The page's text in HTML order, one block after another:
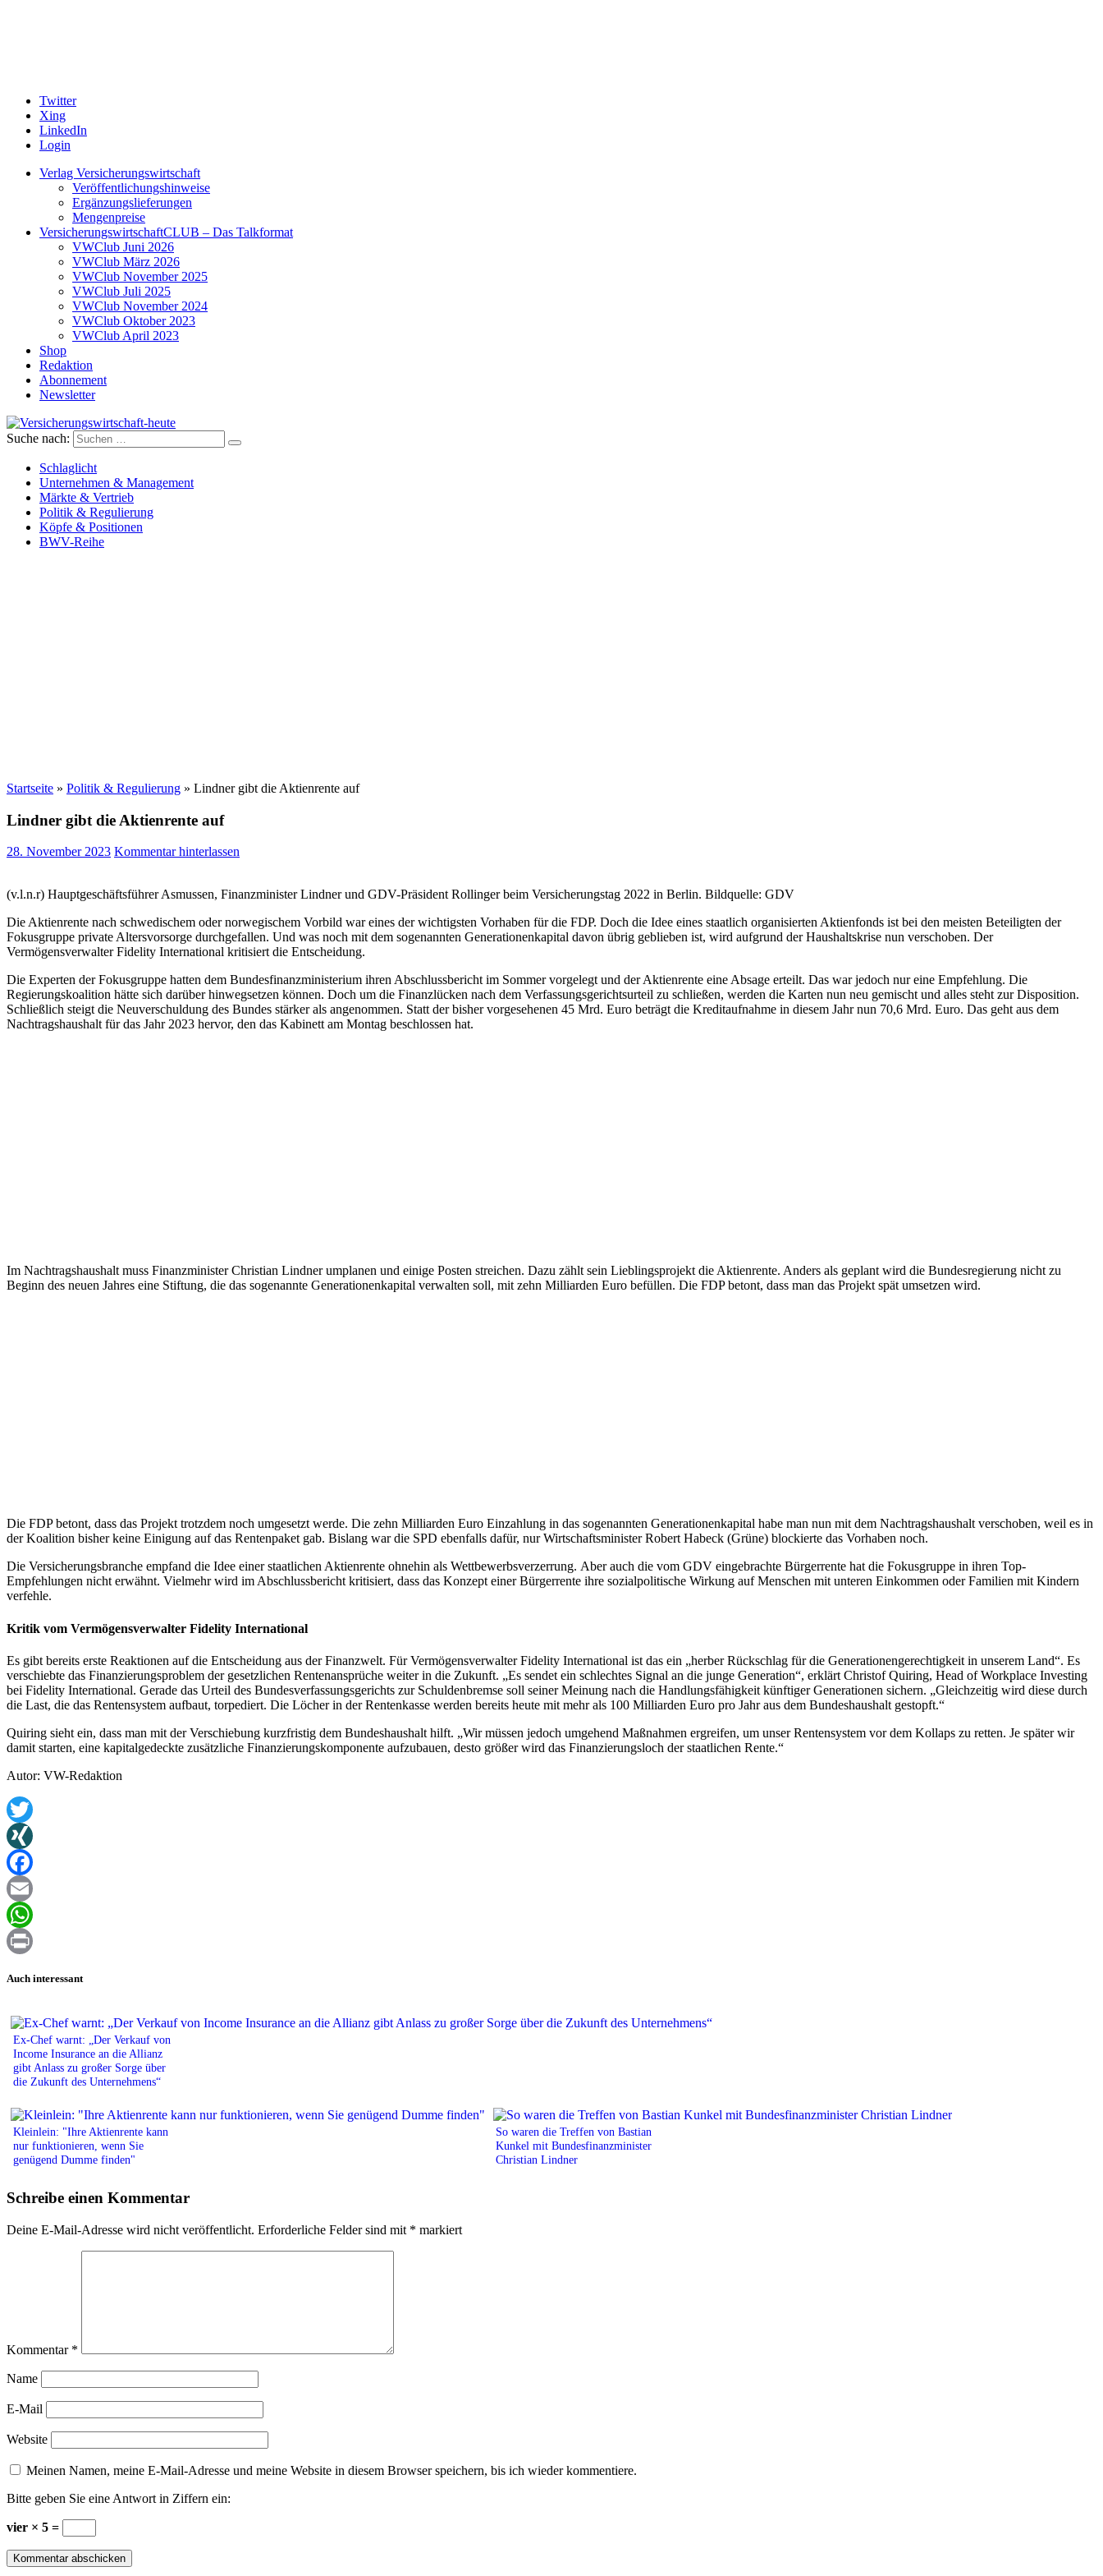
Twitter
Xing
LinkedIn
Login
Verlag Versicherungswirtschaft
Veröffentlichungshinweise
Ergänzungslieferungen
Mengenpreise
VersicherungswirtschaftCLUB – Das Talkformat
VWClub Juni 2026
VWClub März 2026
VWClub November 2025
VWClub Juli 2025
VWClub November 2024
VWClub Oktober 2023
VWClub April 2023
Shop
Redaktion
Abonnement
Newsletter
Versicherungswirtschaft-heute
Suche nach:
Schlaglicht
Unternehmen & Management
Märkte & Vertrieb
Politik & Regulierung
Köpfe & Positionen
BWV-Reihe
Startseite » Politik & Regulierung » Lindner gibt die Aktienrente auf
Lindner gibt die Aktienrente auf
28. November 2023 Kommentar hinterlassen
(v.l.n.r) Hauptgeschäftsführer Asmussen, Finanzminister Lindner und GDV-Präsident Rollinger beim Versicherungstag 2022 in Berlin. Bildquelle: GDV
Die Aktienrente nach schwedischem oder norwegischem Vorbild war eines der wichtigsten Vorhaben für die FDP. Doch die Idee eines staatlich organisierten Aktienfonds ist bei den meisten Beteiligten der
Fokusgruppe private Altersvorsorge durchgefallen. Und was noch mit dem sogenannten Generationenkapital davon übrig geblieben ist, wird aufgrund der Haushaltskrise nun verschoben. Der
Vermögensverwalter Fidelity International kritisiert die Entscheidung.
Die Experten der Fokusgruppe hatten dem Bundesfinanzministerium ihren Abschlussbericht im Sommer vorgelegt und der Aktienrente eine Absage erteilt. Das war jedoch nur eine Empfehlung. Die
Regierungskoalition hätte sich darüber hinwegsetzen können. Doch um die Finanzlücken nach dem Verfassungsgerichtsurteil zu schließen, werden die Karten nun neu gemischt und alles steht zur Disposition.
Schließlich steigt die Neuverschuldung des Bundes stärker als angenommen. Statt der bisher vorgesehenen 45 Mrd. Euro beträgt die Kreditaufnahme in diesem Jahr nun 70,6 Mrd. Euro. Das geht aus dem
Nachtragshaushalt für das Jahr 2023 hervor, den das Kabinett am Montag beschlossen hat.
Im Nachtragshaushalt muss Finanzminister Christian Lindner umplanen und einige Posten streichen. Dazu zählt sein Lieblingsprojekt die Aktienrente. Anders als geplant wird die Bundesregierung nicht zu
Beginn des neuen Jahres eine Stiftung, die das sogenannte Generationenkapital verwalten soll, mit zehn Milliarden Euro befüllen. Die FDP betont, dass man das Projekt spät umsetzen wird.
Die FDP betont, dass das Projekt trotzdem noch umgesetzt werde. Die zehn Milliarden Euro Einzahlung in das sogenannten Generationenkapital habe man nun mit dem Nachtragshaushalt verschoben, weil es in
der Koalition bisher keine Einigung auf das Rentenpaket gab. Bislang war die SPD ebenfalls dafür, nur Wirtschaftsminister Robert Habeck (Grüne) blockierte das Vorhaben noch.
Die Versicherungsbranche empfand die Idee einer staatlichen Aktienrente ohnehin als Wettbewerbsverzerrung. Aber auch die vom GDV eingebrachte Bürgerrente hat die Fokusgruppe in ihren Top-
Empfehlungen nicht erwähnt. Vielmehr wird im Abschlussbericht kritisiert, dass das Konzept einer Bürgerrente ihre sozialpolitische Wirkung auf Menschen mit unteren Einkommen oder Familien mit Kindern
verfehle.
Kritik vom Vermögensverwalter Fidelity International
Es gibt bereits erste Reaktionen auf die Entscheidung aus der Finanzwelt. Für Vermögensverwalter Fidelity International ist das ein „herber Rückschlag für die Generationengerechtigkeit in unserem Land“. Es
verschiebte das Finanzierungsproblem der gesetzlichen Rentenansprüche weiter in die Zukunft. „Es sendet ein schlechtes Signal an die junge Generation“, erklärt Christof Quiring, Head of Workplace Investing
bei Fidelity International. Gerade das Urteil des Bundesverfassungsgerichts zur Schuldenbremse soll seiner Meinung nach die Handlungsfähigkeit künftiger Generationen sichern. „Gleichzeitig wird diese durch
die Last, die das Rentensystem aufbaut, torpediert. Die Löcher in der Rentenkasse werden bereits heute mit mehr als 100 Milliarden Euro pro Jahr aus dem Bundeshaushalt gestopft.“
Quiring sieht ein, dass man mit der Verschiebung kurzfristig dem Bundeshaushalt hilft. „Wir müssen jedoch umgehend Maßnahmen ergreifen, um unser Rentensystem vor dem Kollaps zu retten. Je später wir
damit starten, eine kapitalgedeckte zusätzliche Finanzierungskomponente aufzubauen, desto größer wird das Finanzierungsloch der staatlichen Rente.“
Autor: VW-Redaktion
Twitter
XING
Facebook
Email
WhatsApp
Auch interessant
Ex-Chef warnt: „Der Verkauf von
Income Insurance an die Allianz
gibt Anlass zu großer Sorge über
die Zukunft des Unternehmens“
Kleinlein: "Ihre Aktienrente kann
nur funktionieren, wenn Sie
genügend Dumme finden"
So waren die Treffen von Bastian
Kunkel mit Bundesfinanzminister
Christian Lindner
Schreibe einen Kommentar
Deine E-Mail-Adresse wird nicht veröffentlicht. Erforderliche Felder sind mit * markiert
Kommentar *
Name
E-Mail
Website
Meinen Namen, meine E-Mail-Adresse und meine Website in diesem Browser speichern, bis ich wieder kommentiere.
Bitte geben Sie eine Antwort in Ziffern ein:
vier × 5 =